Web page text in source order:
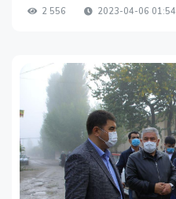
2 556 2023-04-06 01:54